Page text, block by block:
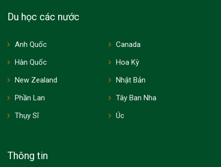
Du học các nước
Anh Quốc
Canada
Hàn Quốc
Hoa Kỳ
New Zealand
Nhật Bản
Phần Lan
Tây Ban Nha
Thụy Sĩ
Úc
Thông tin